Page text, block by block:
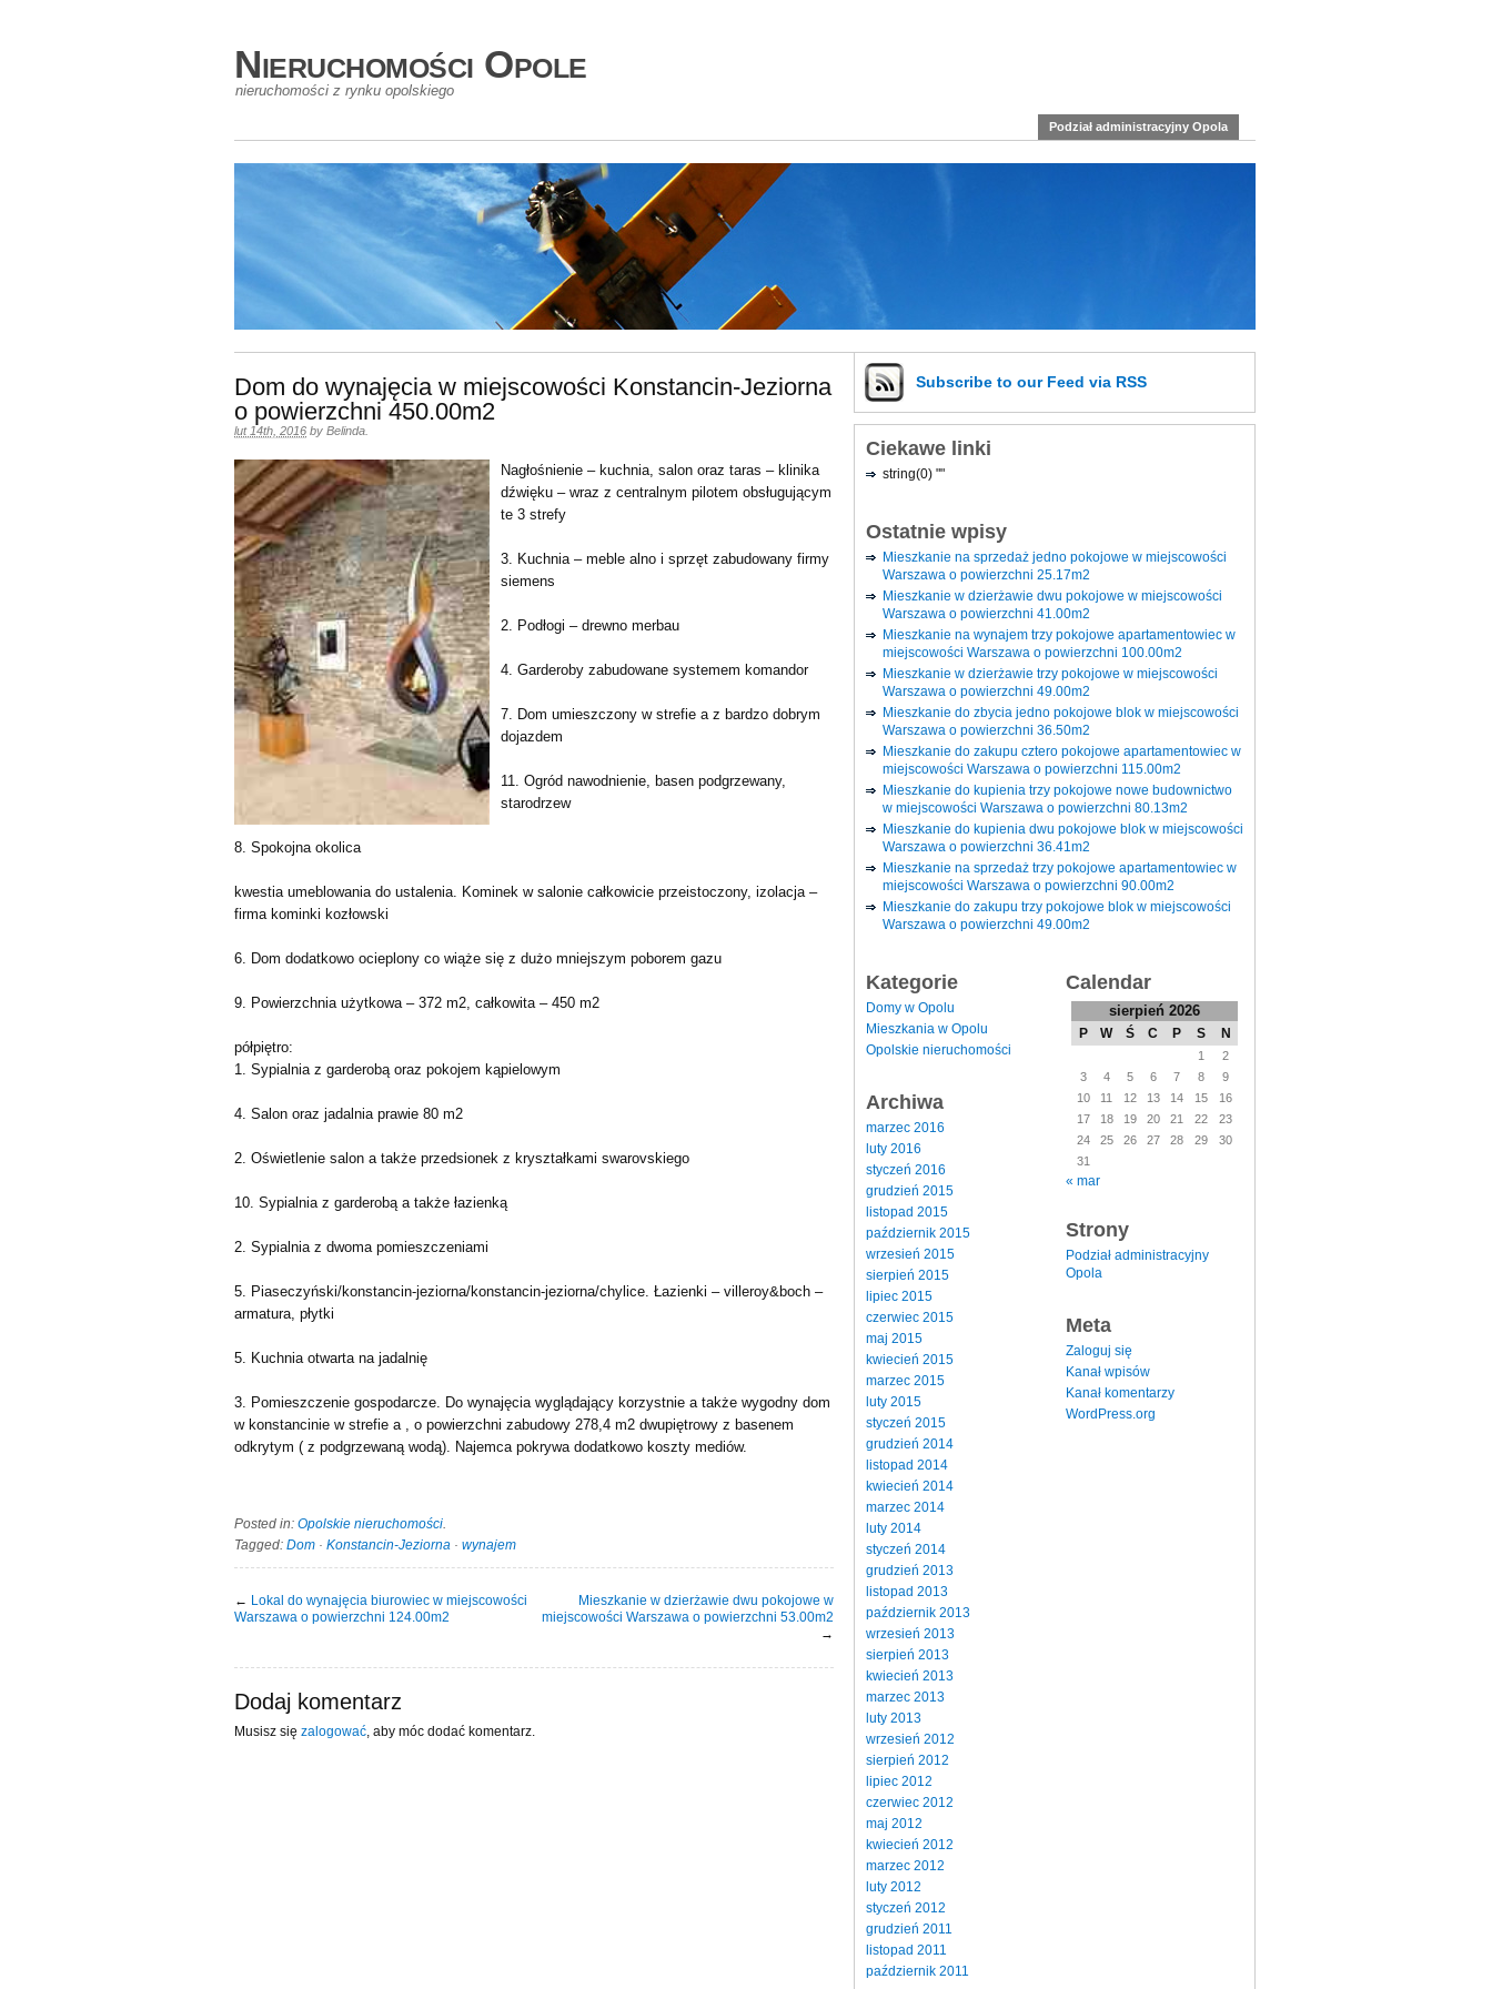
Nieruchomości Opole
nieruchomości z rynku opolskiego
Podział administracyjny Opola
Dom do wynajęcia w miejscowości Konstancin-Jeziorna
o powierzchni 450.00m2
lut 14th, 2016 by Belinda
Nagłośnienie – kuchnia, salon oraz taras – klinika
dźwięku – wraz z centralnym pilotem obsługującym
te 3 strefy
3. Kuchnia – meble alno i sprzęt zabudowany firmy
siemens
2. Podłogi – drewno merbau
4. Garderoby zabudowane systemem komandor
7. Dom umieszczony w strefie a z bardzo dobrym
dojazdem
11. Ogród nawodnienie, basen podgrzewany,
starodrzew
8. Spokojna okolica
kwestia umeblowania do ustalenia. Kominek w salonie całkowicie przeistoczony, izolacja –
firma kominki kozłowski
6. Dom dodatkowo ocieplony co wiąże się z dużo mniejszym poborem gazu
9. Powierzchnia użytkowa – 372 m2, całkowita – 450 m2
półpiętro:
1. Sypialnia z garderobą oraz pokojem kąpielowym
4. Salon oraz jadalnia prawie 80 m2
2. Oświetlenie salon a także przedsionek z kryształkami swarovskiego
10. Sypialnia z garderobą a także łazienką
2. Sypialnia z dwoma pomieszczeniami
5. Piaseczyński/konstancin-jeziorna/konstancin-jeziorna/chylice. Łazienki – villeroy&boch –
armatura, płytki
5. Kuchnia otwarta na jadalnię
3. Pomieszczenie gospodarcze. Do wynajęcia wyglądający korzystnie a także wygodny dom
w konstancinie w strefie a , o powierzchni zabudowy 278,4 m2 dwupiętrowy z basenem
odkrytym ( z podgrzewaną wodą). Najemca pokrywa dodatkowo koszty mediów.
Posted in: Opolskie nieruchomości.
Tagged: Dom · Konstancin-Jeziorna · wynajem
← Lokal do wynajęcia biurowiec w miejscowości
Warszawa o powierzchni 124.00m2
Mieszkanie w dzierżawie dwu pokojowe w
miejscowości Warszawa o powierzchni 53.00m2
→
Dodaj komentarz
Musisz się zalogować , aby móc dodać komentarz.
Subscribe to our Feed via RSS
Ciekawe linki
string(0) ""
Ostatnie wpisy
Mieszkanie na sprzedaż jedno pokojowe w miejscowości
Warszawa o powierzchni 25.17m2
Mieszkanie w dzierżawie dwu pokojowe w miejscowości
Warszawa o powierzchni 41.00m2
Mieszkanie na wynajem trzy pokojowe apartamentowiec w
miejscowości Warszawa o powierzchni 100.00m2
Mieszkanie w dzierżawie trzy pokojowe w miejscowości
Warszawa o powierzchni 49.00m2
Mieszkanie do zbycia jedno pokojowe blok w miejscowości
Warszawa o powierzchni 36.50m2
Mieszkanie do zakupu cztero pokojowe apartamentowiec w
miejscowości Warszawa o powierzchni 115.00m2
Mieszkanie do kupienia trzy pokojowe nowe budownictwo
w miejscowości Warszawa o powierzchni 80.13m2
Mieszkanie do kupienia dwu pokojowe blok w miejscowości
Warszawa o powierzchni 36.41m2
Mieszkanie na sprzedaż trzy pokojowe apartamentowiec w
miejscowości Warszawa o powierzchni 90.00m2
Mieszkanie do zakupu trzy pokojowe blok w miejscowości
Warszawa o powierzchni 49.00m2
Kategorie
Domy w Opolu
Mieszkania w Opolu
Opolskie nieruchomości
Archiwa
marzec 2016
luty 2016
styczeń 2016
grudzień 2015
listopad 2015
październik 2015
wrzesień 2015
sierpień 2015
lipiec 2015
czerwiec 2015
maj 2015
kwiecień 2015
marzec 2015
luty 2015
styczeń 2015
grudzień 2014
listopad 2014
kwiecień 2014
marzec 2014
luty 2014
styczeń 2014
grudzień 2013
listopad 2013
październik 2013
wrzesień 2013
sierpień 2013
kwiecień 2013
marzec 2013
luty 2013
wrzesień 2012
sierpień 2012
lipiec 2012
czerwiec 2012
maj 2012
kwiecień 2012
marzec 2012
luty 2012
styczeń 2012
grudzień 2011
listopad 2011
październik 2011
Calendar
sierpień 2026
P W Ś C P S N
1
2
3
4 5 6 7 8
9
10
11 12 13 14 15
16
17
18 19 20 21 22
23
24
25 26 27 28 29
30
31
« mar
Strony
Podział administracyjny
Opola
Meta
Zaloguj się
Kanał wpisów
Kanał komentarzy
WordPress.org